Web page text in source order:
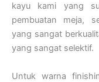
kayu kami yang
pembuatan meja,
yang sangat
yang sangat selektif.
Untuk warna